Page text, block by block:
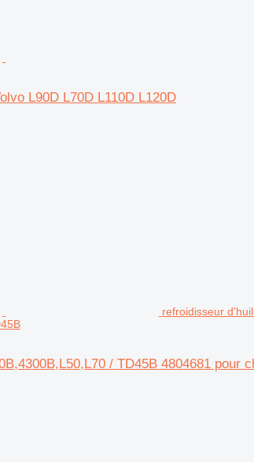
L90D L70D L110D L120D
refroidisseur
/ TD45B 4804681